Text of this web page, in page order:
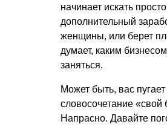
начинает искать просто
дополнительный
женщины, или берет
думает, каким
заняться.
Может быть, вас пугает
словосочетание «свой
Напрасно. Давайте